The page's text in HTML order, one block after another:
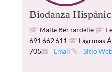
Biodanza
Maite Bernardelle
691 662 611
Lágrimas
705
Email Sitio Web